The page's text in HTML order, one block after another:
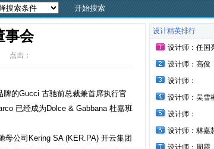
事会
点击：
的Gucci 古驰前总裁兼首席执行官
已经成为Dolce & Gabbana 杜嘉班
公司Kering SA (KER.PA) 开云集团
设计精英排行
设计师：任国
设计师：高俊
设计师：
设计师：吴雪
设计师：
设计师：林嘉
设计师：周霞